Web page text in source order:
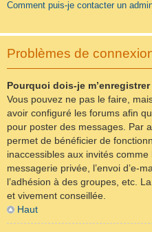
Comment puis-je contacter un
Problèmes de
Pourquoi dois-je m’enregistrer
Vous pouvez ne pas le faire,
avoir configuré les forums afin
pour poster des messages. Par
permet de bénéficier de
inaccessibles aux invités
messagerie privée, l’envoi d’e-
l’adhésion à des groupes, etc.
et vivement conseillée.
Haut